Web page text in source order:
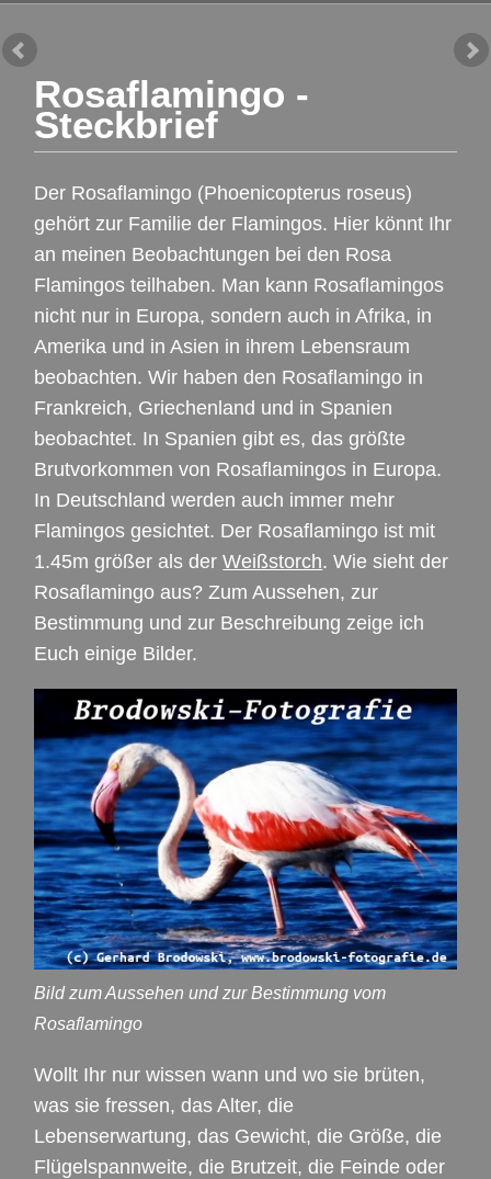
Rosaflamingo -
Steckbrief
Der Rosaflamingo (Phoenicopterus roseus)
gehört zur Familie der Flamingos. Hier könnt Ihr
an meinen Beobachtungen bei den Rosa
Flamingos teilhaben. Man kann Rosaflamingos
nicht nur in Europa, sondern auch in Afrika, in
Amerika und in Asien in ihrem Lebensraum
beobachten. Wir haben den Rosaflamingo in
Frankreich, Griechenland und in Spanien
beobachtet. In Spanien gibt es, das größte
Brutvorkommen von Rosaflamingos in Europa.
In Deutschland werden auch immer mehr
Flamingos gesichtet. Der Rosaflamingo ist mit
1.45m größer als derWeißstorch. Wie sieht der
Rosaflamingo aus? Zum Aussehen, zur
Bestimmung und zur Beschreibung zeige ich
Euch einige Bilder.
Bild zum Aussehen und zur Bestimmung vom
Rosaflamingo
Wollt Ihr nur wissen wann und wo sie brüten,
was sie fressen, das Alter, die
Lebenserwartung, das Gewicht, die Größe, die
Flügelspannweite, die Brutzeit, die Feinde oder